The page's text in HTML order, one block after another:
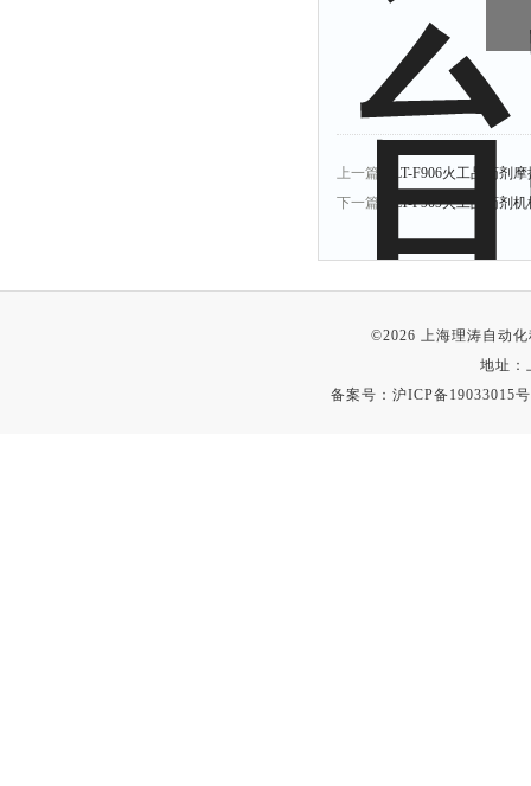
上一篇：
LT-F906火工品药剂
下一篇：
LT-F909火工品药剂
©2026 上海理涛自动
地址：
备案号： 沪ICP备19033015